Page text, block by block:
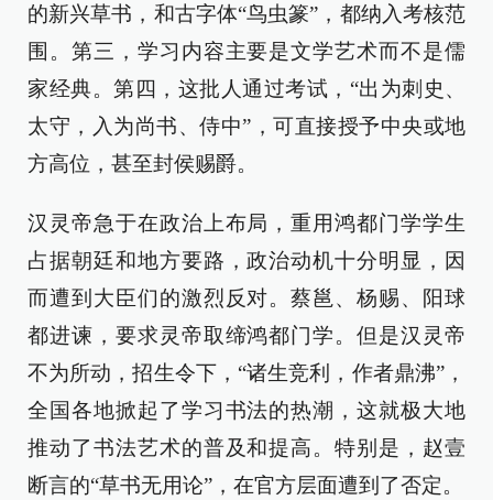
的新兴草书，和古字体“鸟虫篆”，都纳入考核范
围。第三，学习内容主要是文学艺术而不是儒
家经典。第四，这批人通过考试，“出为刺史、
太守，入为尚书、侍中”，可直接授予中央或地
方高位，甚至封侯赐爵。
汉灵帝急于在政治上布局，重用鸿都门学学生
占据朝廷和地方要路，政治动机十分明显，因
而遭到大臣们的激烈反对。蔡邕、杨赐、阳球
都进谏，要求灵帝取缔鸿都门学。但是汉灵帝
不为所动，招生令下，“诸生竞利，作者鼎沸”，
全国各地掀起了学习书法的热潮，这就极大地
推动了书法艺术的普及和提高。特别是，赵壹
断言的“草书无用论”，在官方层面遭到了否定。